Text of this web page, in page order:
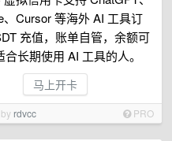
、Cursor 等海外 AI 工具订
充值，账单自管，余额可
合长期使用 AI 工具的人。
马上开卡
rdvcc PRO